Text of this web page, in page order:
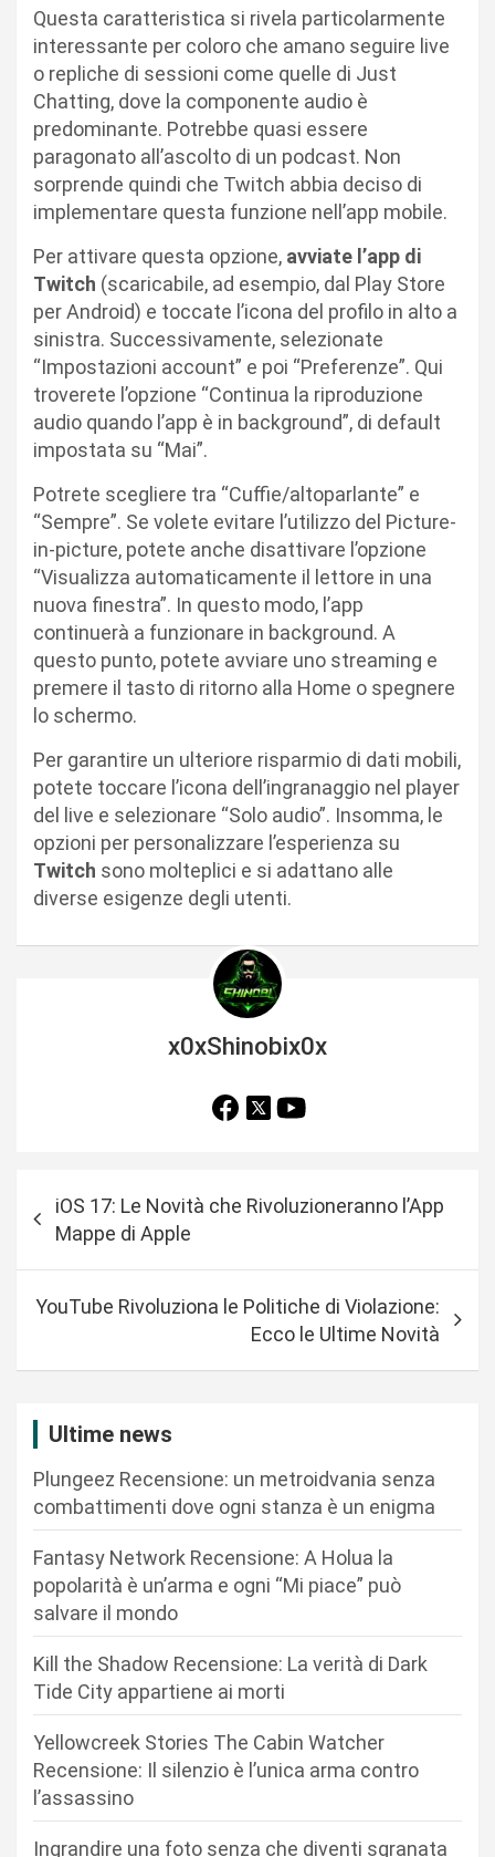
Questa caratteristica si rivela particolarmente
interessante per coloro che amano seguire live
o repliche di sessioni come quelle di Just
Chatting, dove la componente audio è
predominante. Potrebbe quasi essere
paragonato all’ascolto di un podcast. Non
sorprende quindi che Twitch abbia deciso di
implementare questa funzione nell’app mobile.
Per attivare questa opzione, avviate l’app di
Twitch (scaricabile, ad esempio, dal Play Store
per Android) e toccate l’icona del profilo in alto a
sinistra. Successivamente, selezionate
“Impostazioni account” e poi “Preferenze”. Qui
troverete l’opzione “Continua la riproduzione
audio quando l’app è in background”, di default
impostata su “Mai”.
Potrete scegliere tra “Cuffie/altoparlante” e
“Sempre”. Se volete evitare l’utilizzo del Picture-
in-picture, potete anche disattivare l’opzione
“Visualizza automaticamente il lettore in una
nuova finestra”. In questo modo, l’app
continuerà a funzionare in background. A
questo punto, potete avviare uno streaming e
premere il tasto di ritorno alla Home o spegnere
lo schermo.
Per garantire un ulteriore risparmio di dati mobili,
potete toccare l’icona dell’ingranaggio nel player
del live e selezionare “Solo audio”. Insomma, le
opzioni per personalizzare l’esperienza su
Twitch sono molteplici e si adattano alle
diverse esigenze degli utenti.
x0xShinobix0x
a
iOS 17: Le Novità che Rivoluzioneranno l’App
Mappe di Apple
YouTube Rivoluziona le Politiche di Violazione:
Ecco le Ultime Novità
Ultime news
Plungeez Recensione: un metroidvania senza
combattimenti dove ogni stanza è un enigma
Fantasy Network Recensione: A Holua la
popolarità è un’arma e ogni “Mi piace” può
salvare il mondo
Kill the Shadow Recensione: La verità di Dark
Tide City appartiene ai morti
Yellowcreek Stories The Cabin Watcher
Recensione: Il silenzio è l’unica arma contro
l’assassino
Ingrandire una foto senza che diventi sgranata